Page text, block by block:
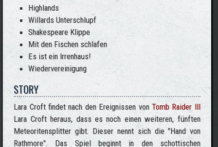
Highlands
Willards Unterschlupf
Shakespeare Klippe
Mit den Fischen schlafen
Es ist ein Irrenhaus!
Wiedervereinigung
STORY
Lara Croft findet nach den Ereignissen vonTomb Raider III
Lara Croft heraus, dass es noch einen weiteren, fünften
Meteoritensplitter gibt. Dieser nennt sich die "Hand von
Rathmore". Das Spiel beginnt in den schottischen